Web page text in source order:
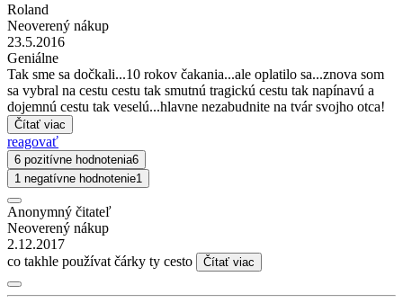
Roland
Neoverený nákup
23.5.2016
Geniálne
Tak sme sa dočkali...10 rokov čakania...ale oplatilo sa...znova som
sa vybral na cestu cestu tak smutnú tragickú cestu tak napínavú a
dojemnú cestu tak veselú...hlavne nezabudnite na tvár svojho otca!
Čítať viac
reagovať
6 pozitívne hodnotenia6
1 negatívne hodnotenie1
Anonymný čitateľ
Neoverený nákup
2.12.2017
co takhle používat čárky ty cesto
Čítať viac